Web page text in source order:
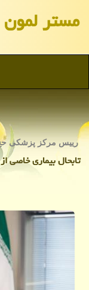
مستر لمون
رییس مركز پزشكی
تابحال بیماری